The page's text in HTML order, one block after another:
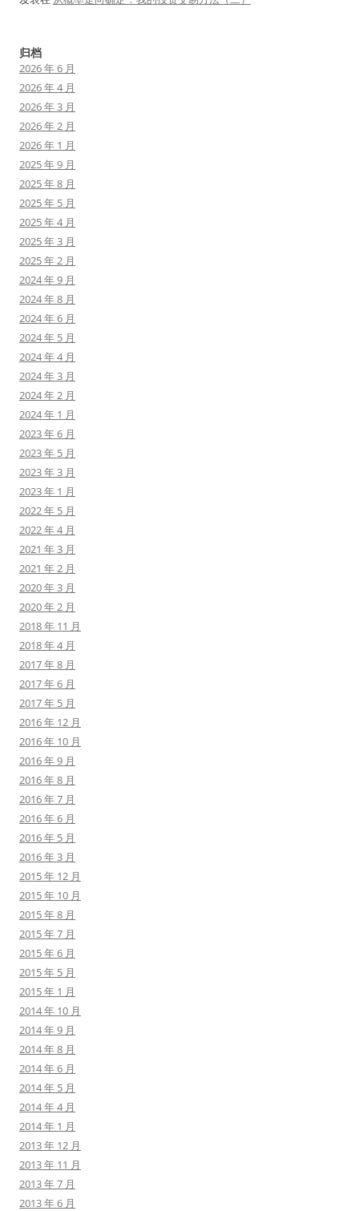
归档
2026 年 6 月
2026 年 4 月
2026 年 3 月
2026 年 2 月
2026 年 1 月
2025 年 9 月
2025 年 8 月
2025 年 5 月
2025 年 4 月
2025 年 3 月
2025 年 2 月
2024 年 9 月
2024 年 8 月
2024 年 6 月
2024 年 5 月
2024 年 4 月
2024 年 3 月
2024 年 2 月
2024 年 1 月
2023 年 6 月
2023 年 5 月
2023 年 3 月
2023 年 1 月
2022 年 5 月
2022 年 4 月
2021 年 3 月
2021 年 2 月
2020 年 3 月
2020 年 2 月
2018 年 11 月
2018 年 4 月
2017 年 8 月
2017 年 6 月
2017 年 5 月
2016 年 12 月
2016 年 10 月
2016 年 9 月
2016 年 8 月
2016 年 7 月
2016 年 6 月
2016 年 5 月
2016 年 3 月
2015 年 12 月
2015 年 10 月
2015 年 8 月
2015 年 7 月
2015 年 6 月
2015 年 5 月
2015 年 1 月
2014 年 10 月
2014 年 9 月
2014 年 8 月
2014 年 6 月
2014 年 5 月
2014 年 4 月
2014 年 1 月
2013 年 12 月
2013 年 11 月
2013 年 7 月
2013 年 6 月